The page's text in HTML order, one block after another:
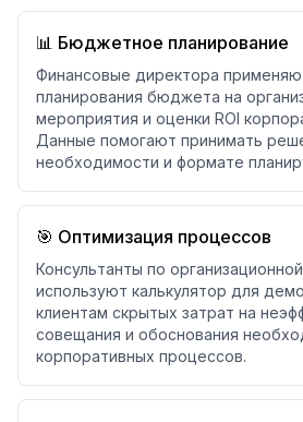
📊 Бюджетное планирование
Финансовые директора
планирования бюджета на
мероприятия и оценки ROI
Данные помогают принимать
необходимости и формате
🎯 Оптимизация процессов
Консультанты по
используют калькулятор для
клиентам скрытых затрат на
совещания и обоснования
корпоративных процессов.